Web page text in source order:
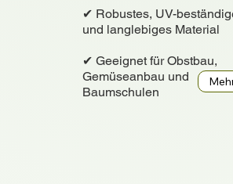
✔ Robustes, UV-
und langlebiges Material
✔ Geeignet für Obstbau,
Gemüseanbau und
Baumschulen